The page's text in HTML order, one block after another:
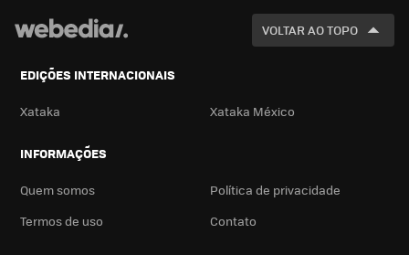
VOLTAR AO TOPO
EDIÇÕES INTERNACIONAIS
Xataka Xataka México
INFORMAÇÕES
Quem somos
Política de privacidade
Termos de uso
Contato